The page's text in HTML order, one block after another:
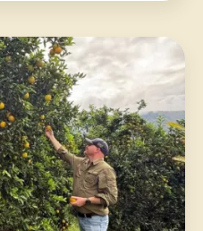
curries en andere
consumenten
zonder synthetische
de oogst niet met